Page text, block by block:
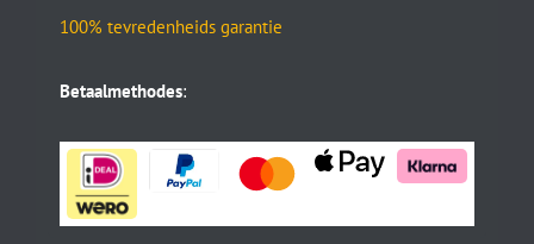
100% tevredenheids garantie
Betaalmethodes: